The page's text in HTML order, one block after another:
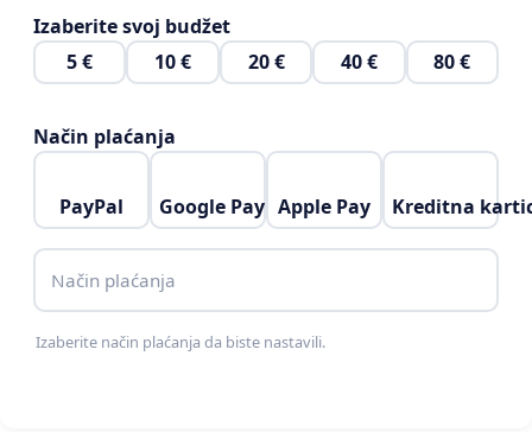
Izaberite svoj budžet
5 €
10 € 20 € 40 € 80 €
Način plaćanja
PayPal Google Pay Apple Pay Kreditna
Način plaćanja
Izaberite način plaćanja da biste nastavili.